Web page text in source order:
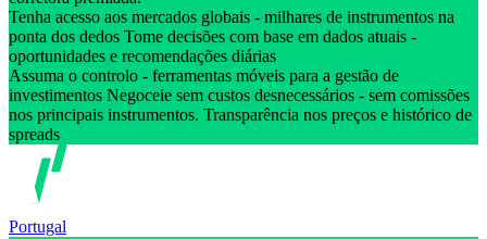
Tenha acesso aos mercados globais - milhares de instrumentos na
ponta dos dedos Tome decisões com base em dados atuais -
oportunidades e recomendações diárias
Assuma o controlo - ferramentas móveis para a gestão de
investimentos Negoceie sem custos desnecessários - sem comissões
nos principais instrumentos. Transparência nos preços e histórico de
spreads
Portugal